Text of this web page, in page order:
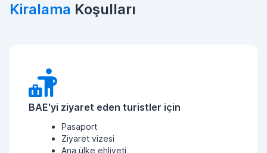
Kiralama Koşulları
BAE'yi ziyaret eden turistler için
Pasaport
Ziyaret vizesi
Ana ülke ehliyeti